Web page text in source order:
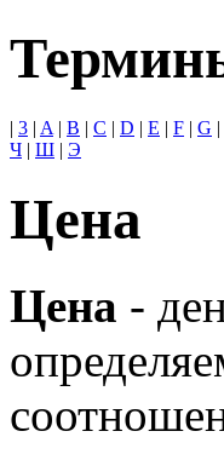
| 3 | A | B | C | D | E | F | G |
Ч | Ш | Э
Цена
Цена -